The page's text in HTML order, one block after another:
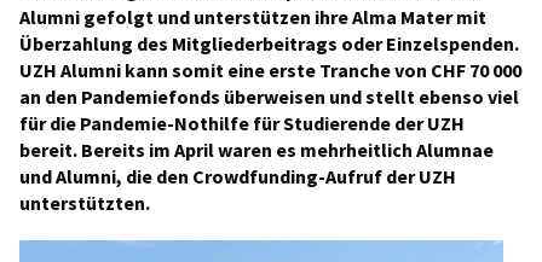
Alumni gefolgt und unterstützen ihre Alma Mater mit
Überzahlung des Mitgliederbeitrags oder Einzelspenden.
UZH Alumni kann somit eine erste Tranche von CHF 70 000
an den Pandemiefonds überweisen und stellt ebenso viel
für die Pandemie-Nothilfe für Studierende der UZH
bereit. Bereits im April waren es mehrheitlich Alumnae
und Alumni, die den Crowdfunding-Aufruf der UZH
unterstützten.